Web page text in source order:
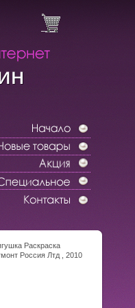
Раскраска
Россия Лтд , 2010
48 стр ISBN 978-5-
25000 экз Формат: